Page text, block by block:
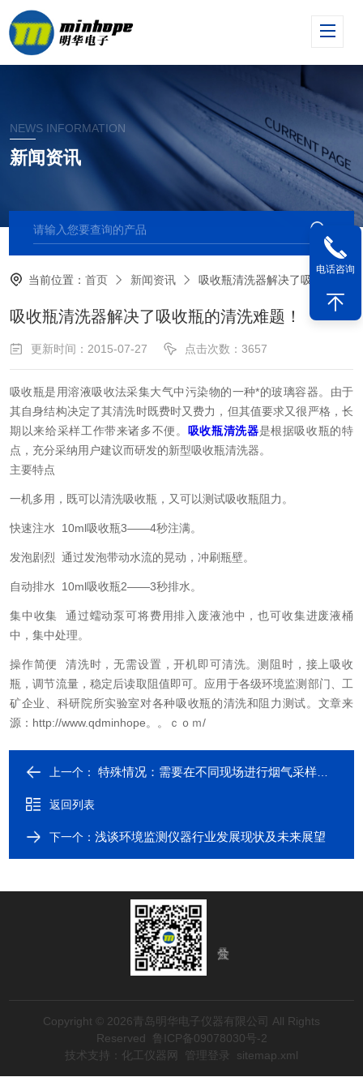
NEWS INFORMATION
新闻资讯
当前位置：首页 新闻资讯 吸收瓶清洗器解决了吸收瓶的清洗难题！
吸收瓶清洗器解决了吸收瓶的清洗难题！
更新时间：2015-07-27 点击次数：3657
吸收瓶是用溶液吸收法采集大气中污染物的一种*的玻璃容器。由于
其自身结构决定了其清洗时既费时又费力，但其值要求又很严格，长
期以来给采样工作带来诸多不便。
吸收瓶清洗器是根据吸收瓶的特
点，充分采纳用户建议而研发的新型吸收瓶清洗器。
主要特点
一机多用，既可以清洗吸收瓶，又可以测试吸收瓶阻力。
快速注水 10ml吸收瓶3——4秒注满。
发泡剧烈 通过发泡带动水流的晃动，冲刷瓶壁。
自动排水 10ml吸收瓶2——3秒排水。
集中收集 通过蠕动泵可将费用排入废液池中，也可收集进废液桶
中，集中处理。
操作简便 清洗时，无需设置，开机即可清洗。测阻时，接上吸收
瓶，调节流量，稳定后读取阻值即可。应用于各级环境监测部门、工
矿企业、科研院所实验室对各种吸收瓶的清洗和阻力测试。 文章来
源：http://www.qdminhope。。ｃｏｍ/
上一个： 特殊情况：需要在不同现场进行烟气采样时怎么办？
返回列表
下一个：浅谈环境监测仪器行业发展现状及未来展望
Copyright © 2026青岛明华电子仪器有限公司 All Rights
Reserved 鲁ICP备09078030号-2
技术支持： 化工仪器网 管理登录 sitemap.xml
电话咨询